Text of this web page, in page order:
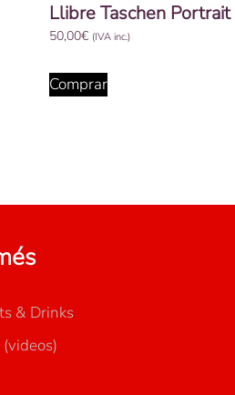
Llibre Taschen
50,00€ (IVA inc.)
Comprar
& Drinks